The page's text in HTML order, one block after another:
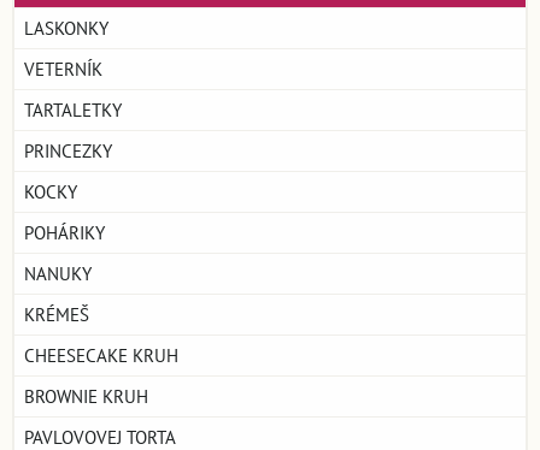
LASKONKY
VETERNÍK
TARTALETKY
PRINCEZKY
KOCKY
POHÁRIKY
NANUKY
KRÉMEŠ
CHEESECAKE KRUH
BROWNIE KRUH
PAVLOVOVEJ TORTA